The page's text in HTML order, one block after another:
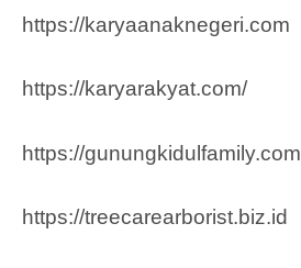
https://karyaanaknegeri.com
https://karyarakyat.com/
https://gunungkidulfamily.com
https://treecarearborist.biz.id